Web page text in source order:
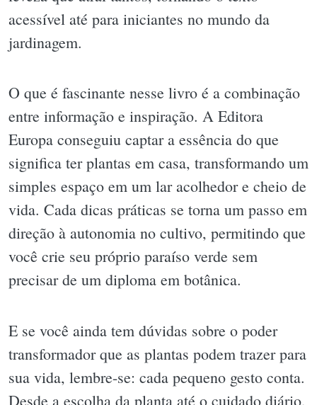
acessível até para iniciantes no mundo da
jardinagem.
O que é fascinante nesse livro é a combinação
entre informação e inspiração. A Editora
Europa conseguiu captar a essência do que
significa ter plantas em casa, transformando um
simples espaço em um lar acolhedor e cheio de
vida. Cada dicas práticas se torna um passo em
direção à autonomia no cultivo, permitindo que
você crie seu próprio paraíso verde sem
precisar de um diploma em botânica.
E se você ainda tem dúvidas sobre o poder
transformador que as plantas podem trazer para
sua vida, lembre-se: cada pequeno gesto conta.
Desde a escolha da planta até o cuidado diário,